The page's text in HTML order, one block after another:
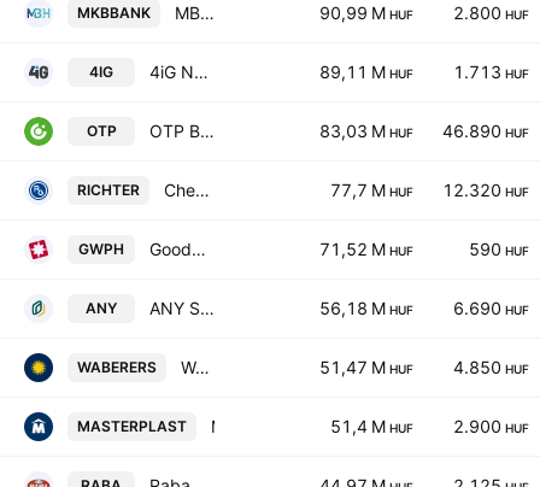
MKBBANK MBH Bank Plc. Class A 90,99 M HUF 2.800 HUF
4IG 4iG Nyrt. 89,11 M HUF 1.713 HUF
OTP OTP Bank Nyrt 83,03 M HUF 46.890 HUF
RICHTER Chemical Works of Gedeon Richter Plc 77,7 M HUF 12.320 HUF
GWPH Goodwill Pharma Nyrt. 71,52 M HUF 590 HUF
ANY ANY Security Printing Co. Plc 56,18 M HUF 6.690 HUF
WABERERS WABERER'S INTERNATIONAL NYRT. 51,47 M HUF 4.850 HUF
MASTERPLAST 51,4 M HUF 2.900 HUF